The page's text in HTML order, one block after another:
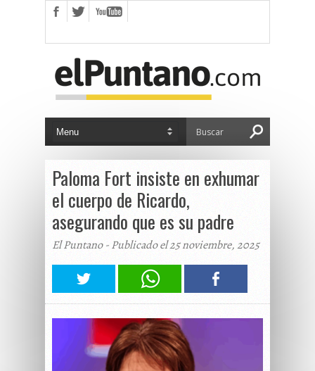
Paloma Fort insiste en exhumar
el cuerpo de Ricardo,
asegurando que es su padre
El Puntano - Publicado el 25 noviembre, 2025